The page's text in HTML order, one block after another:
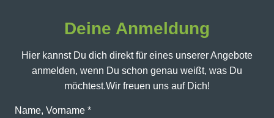
Deine Anmeldung
Hier kannst Du dich direkt für eines unserer Angebote
anmelden, wenn Du schon genau weißt, was Du
möchtest.Wir freuen uns auf Dich!
Name, Vorname *